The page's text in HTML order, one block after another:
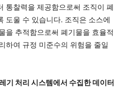
통찰력을 제공함으로써 조직이 폐
도울 수 있습니다. 조직은 소스에
을 추적함으로써 폐기물을 효율적
하여 규정 미준수의 위험을 줄일
기 처리 시스템에서 수집한 데이터